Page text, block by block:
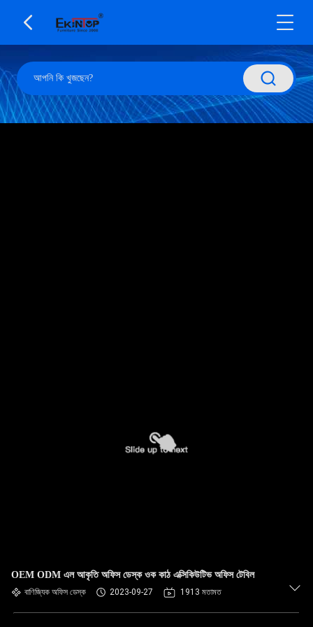
OEM ODM এল আকৃতি অফিস ডেস্ক ওক কাঠ এক্সিকিউটিভ অফিস টেবিল
বাণিজ্যিক অফিস ডেস্ক 2023-09-27 1913 মতামত